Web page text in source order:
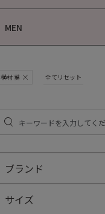
MEN
横村 葵 全てリセット
ブランド
サイズ